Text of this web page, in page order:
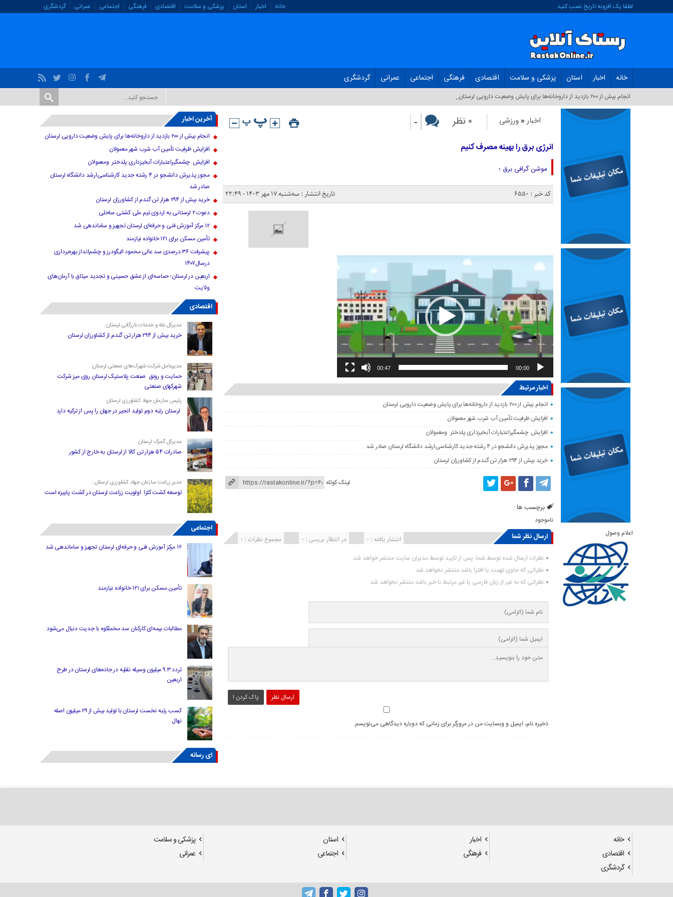
لطفا یک افزونه تاریخ نصب کنید. خانه اخبار استان پزشکی و سلامت اقتصادی فرهنگی اجتماعی عمرانی گردشگری
خانه اخبار استان پزشکی و سلامت اقتصادی فرهنگی اجتماعی عمرانی گردشگری
انجام بیش از ۲۰۰ بازدید از داروخانه‌ها برای پایش وضعیت دارویی لرستان_
اخبار «ورزشی ۰ نظر -
انرژی برق را بهینه مصرف کنیم
موشن گرافی برق ؛
کد خبر : 6550 تاریخ انتشار : سه‌شنبه ۱۷ مهر ۱۴۰۳ - ۲۲:۴۹
00:00
00:47
اخبار مرتبط
انجام بیش از ۲۰۰ بازدید از داروخانه‌ها برای پایش وضعیت دارویی لرستان
افزایش ظرفیت تأمین آب شرب شهر معمولان
افزایش چشمگیراعتبارات آبخیزداری پلدختر ومعمولان
مجوز پذیرش دانشجو در ۴ رشته جدید کارشناسی‌ارشد دانشگاه لرستان صادر شد
خرید بیش از ۲۹۴ هزار تن گندم از کشاورزان لرستان
لینک کوتاه
برچسب ها :
ناموجود
ارسال نظر شما مجموع نظرات : 0 در انتظار بررسی : 0 انتشار یافته : ۰
نظرات ارسال شده توسط شما، پس از تایید توسط مدیران سایت منتشر خواهد شد.
نظراتی که حاوی تهمت یا افترا باشد منتشر نخواهد شد.
نظراتی که به غیر از زبان فارسی یا غیر مرتبط با خبر باشد منتشر نخواهد شد.
ارسال نظر پاک کردن !
ذخیره نام، ایمیل و وبسایت من در مرورگر برای زمانی که دوباره دیدگاهی می‌نویسم.
اعلام وصول
آخرین اخبار
انجام بیش از ۲۰۰ بازدید از داروخانه‌ها برای پایش وضعیت دارویی لرستان
افزایش ظرفیت تأمین آب شرب شهر معمولان
افزایش چشمگیراعتبارات آبخیزداری پلدختر ومعمولان
مجوز پذیرش دانشجو در ۴ رشته جدید کارشناسی‌ارشد دانشگاه لرستان
صادر شد
خرید بیش از ۲۹۴ هزار تن گندم از کشاورزان لرستان
دعوت ۲ لرستانی به اردوی تیم ملی کشتی ساحلی
۱۲ مرکز آموزش فنی و حرفه‌ای لرستان تجهیز و ساماندهی شد
تأمین مسکن برای ۱۲۱ خانواده نیازمند
پیشرفت ۳۶ درصدی سد عالی محمود الیگودرز و چشم‌انداز بهره‌برداری
درسال۱۴۰۷
اربعین در لرستان؛ حماسه‌ای از عشق حسینی و تجدید میثاق با آرمان‌های
ولایت
اقتصادی
مدیرکل غله و خدمات بازرگانی لرستان :
خرید بیش از ۲۹۴ هزار تن گندم از کشاورزان لرستان
مدیرعامل شرکت شهرک‌های صنعتی لرستان:
حمایت و رونق صنعت پلاستیک لرستان روی میز شرکت
شهرکهای صنعتی
رئیس سازمان جهاد کشاورزی لرستان:
لرستان رتبه دوم تولید انجیر در جهان را پس از ترکیه دارد
مدیرکل گمرک لرستان
صادرات ۵۴ هزار تن کالا از لرستان به خارج از کشور
مدیر زراعت سازمان جهاد کشاورزی لرستان :
توسعه کشت کلزا اولویت زراعت لرستان در کشت پاییزه است
اجتماعی
۱۲ مرکز آموزش فنی و حرفه‌ای لرستان تجهیز و ساماندهی شد
تأمین مسکن برای ۱۲۱ خانواده نیازمند
مطالبات بیمه‌ای کارکنان سد مخملکوه با جدیت دنبال می‌شود
تردد ۹.۳ میلیون وسیله نقلیه در جاده‌های لرستان در طرح
اربعین
کسب رتبه نخست لرستان با تولید بیش از ۲۹ میلیون اصله
نهال
ای رسانه
خانه اخبار استان
پزشکی و سلامت
اقتصادی
فرهنگی اجتماعی
عمرانی
گردشگری